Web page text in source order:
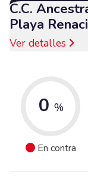
C.C.
Playa
Ver detalles
0 %
En contra